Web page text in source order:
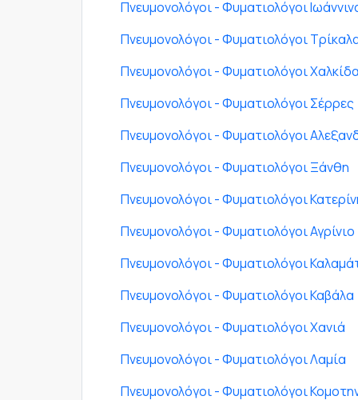
Πνευμονολόγοι - Φυματιολόγοι
Πνευμονολόγοι - Φυματιολόγοι
Πνευμονολόγοι - Φυματιολόγοι Χαλκίδα
Πνευμονολόγοι - Φυματιολόγοι Σέρρες
Πνευμονολόγοι - Φυματιολόγοι
Πνευμονολόγοι - Φυματιολόγοι Ξάνθη
Πνευμονολόγοι - Φυματιολόγοι
Πνευμονολόγοι - Φυματιολόγοι Αγρίνιο
Πνευμονολόγοι - Φυματιολόγοι
Πνευμονολόγοι - Φυματιολόγοι Καβάλα
Πνευμονολόγοι - Φυματιολόγοι Χανιά
Πνευμονολόγοι - Φυματιολόγοι Λαμία
Πνευμονολόγοι - Φυματιολόγοι